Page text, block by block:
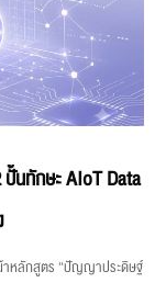
ปั้นทักษะ AIoT Data
าหลักสูตร “ปัญญาประดิษฐ์